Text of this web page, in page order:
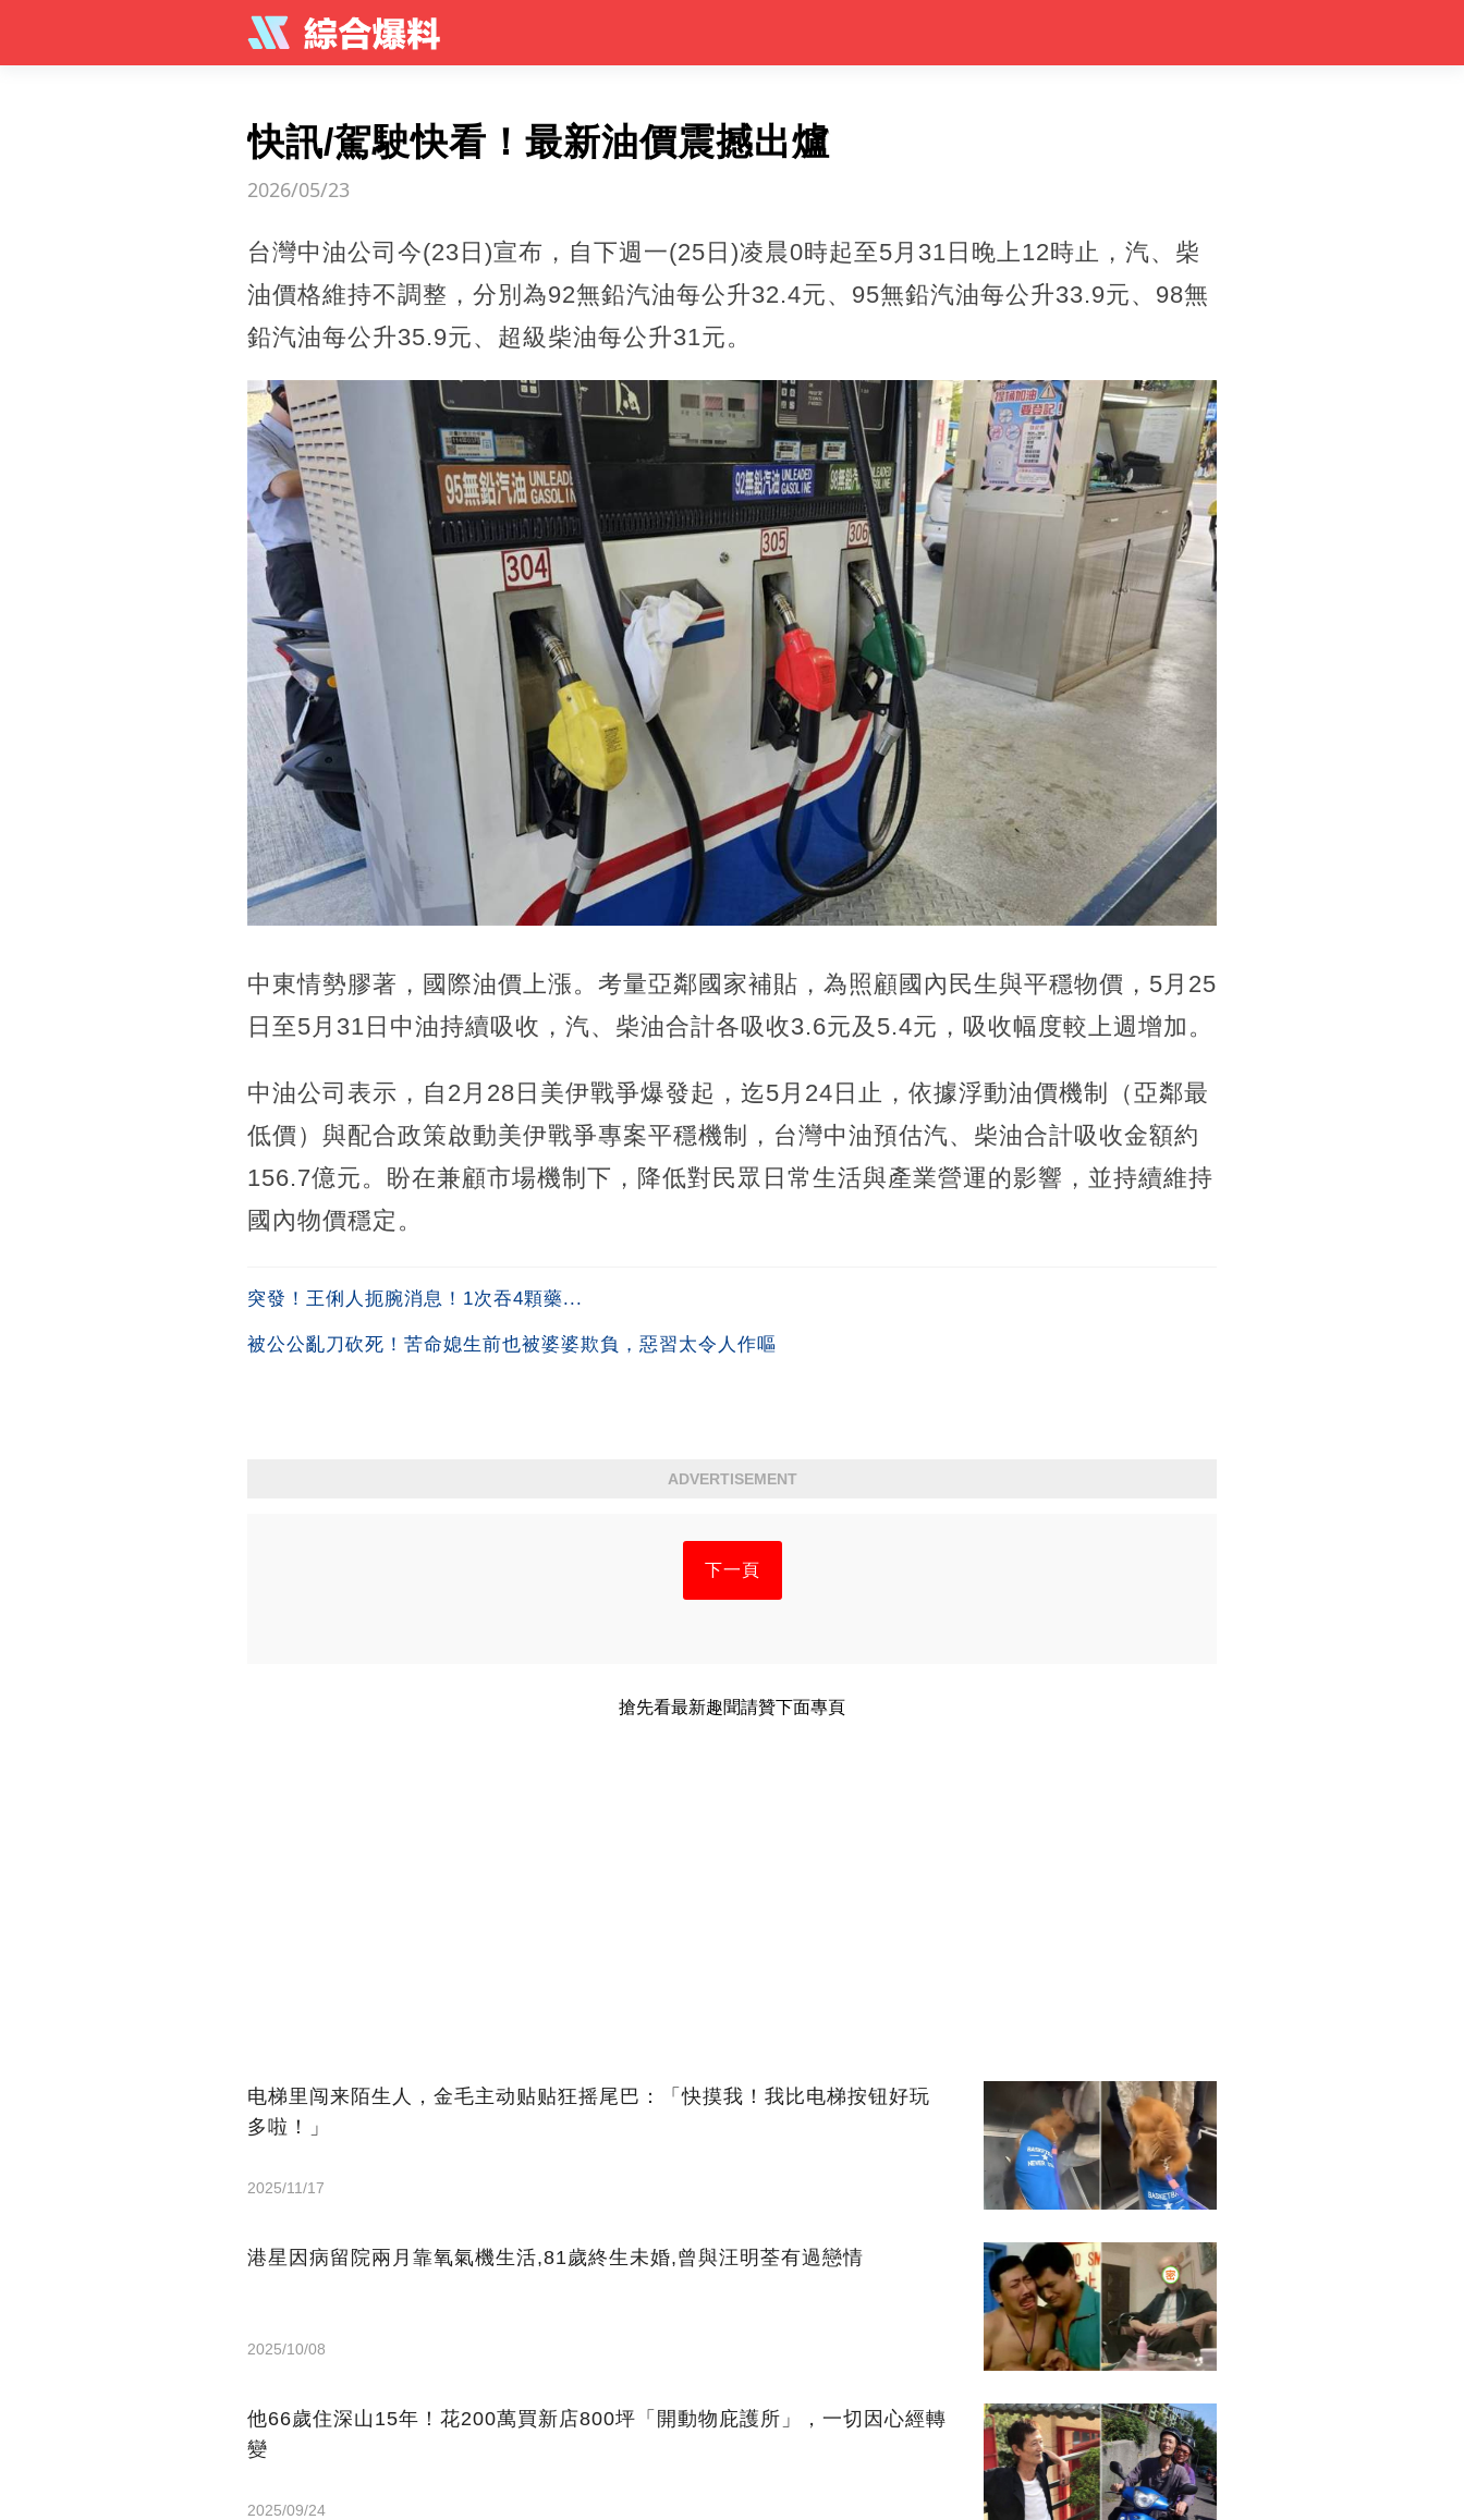
快訊/駕駛快看！最新油價震撼出爐
2026/05/23
台灣中油公司今(23日)宣布，自下週一(25日)凌晨0時起至5月31日晚上12時止，汽、柴
油價格維持不調整，分別為92無鉛汽油每公升32.4元、95無鉛汽油每公升33.9元、98無
鉛汽油每公升35.9元、超級柴油每公升31元。
中東情勢膠著，國際油價上漲。考量亞鄰國家補貼，為照顧國內民生與平穩物價，5月25
日至5月31日中油持續吸收，汽、柴油合計各吸收3.6元及5.4元，吸收幅度較上週增加。
中油公司表示，自2月28日美伊戰爭爆發起，迄5月24日止，依據浮動油價機制（亞鄰最
低價）與配合政策啟動美伊戰爭專案平穩機制，台灣中油預估汽、柴油合計吸收金額約
156.7億元。盼在兼顧市場機制下，降低對民眾日常生活與產業營運的影響，並持續維持
國內物價穩定。
突發！王俐人扼腕消息！1次吞4顆藥...
被公公亂刀砍死！苦命媳生前也被婆婆欺負，惡習太令人作嘔
ADVERTISEMENT
下一頁
搶先看最新趣聞請贊下面專頁
电梯里闯来陌生人，金毛主动贴贴狂摇尾巴：「快摸我！我比电梯按钮好玩
多啦！」
2025/11/17
港星因病留院兩月靠氧氣機生活,81歲終生未婚,曾與汪明荃有過戀情
2025/10/08
他66歲住深山15年！花200萬買新店800坪「開動物庇護所」，一切因心經轉
變
2025/09/24